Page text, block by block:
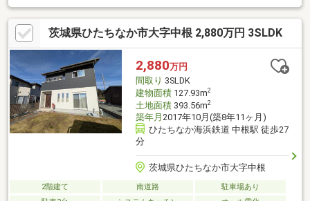
広いエリアで豊富な物件をご紹介可能♪◆お客様のご希望に沿う
お住まいも弊社ならきっと見つかります！＼住宅ローンならお任
せください！最適な金融機関をご紹介いたします♪／◆借入があ
る・転職したて・過去に金融事故があった・他社様でダメだっ
た・・・◆スマートプラスにぜひ一度ご相談ください！通過実績
多数ございます♪＼お客様のご都合に合わせてご見学可能！送り迎
えもご相談ください♪／
茨城県ひたちなか市大字中根 2,880万円 3SLDK
2,880万円
間取り 3SLDK
建物面積127.93m2
土地面積393.56m2
築年月 2017年10月(築8年11ヶ月)
ひたちなか海浜鉄道 中根駅 徒歩27
分
茨城県ひたちなか市大字中根
2階建て 南道路
駐車場あり